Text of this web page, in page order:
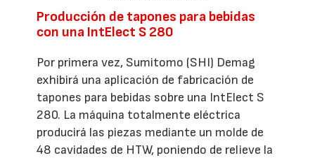
Producción de tapones para bebidas
con una IntElect S 280
Por primera vez, Sumitomo (SHI) Demag
exhibirá una aplicación de fabricación de
tapones para bebidas sobre una IntElect S
280. La máquina totalmente eléctrica
producirá las piezas mediante un molde de
48 cavidades de HTW, poniendo de relieve la